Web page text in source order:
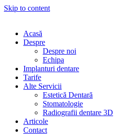
Skip to content
Acasă
Despre
Despre noi
Echipa
Implanturi dentare
Tarife
Alte Servicii
Estetică Dentară
Stomatologie
Radiografii dentare 3D
Articole
Contact